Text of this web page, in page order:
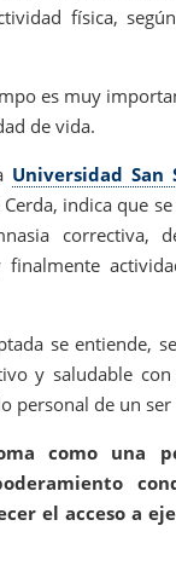
física,
es muy
de vida.
Universidad San
indica que
correctiva,
finalmente
se entiende,
y saludable
personal de un ser
como una
el acceso a